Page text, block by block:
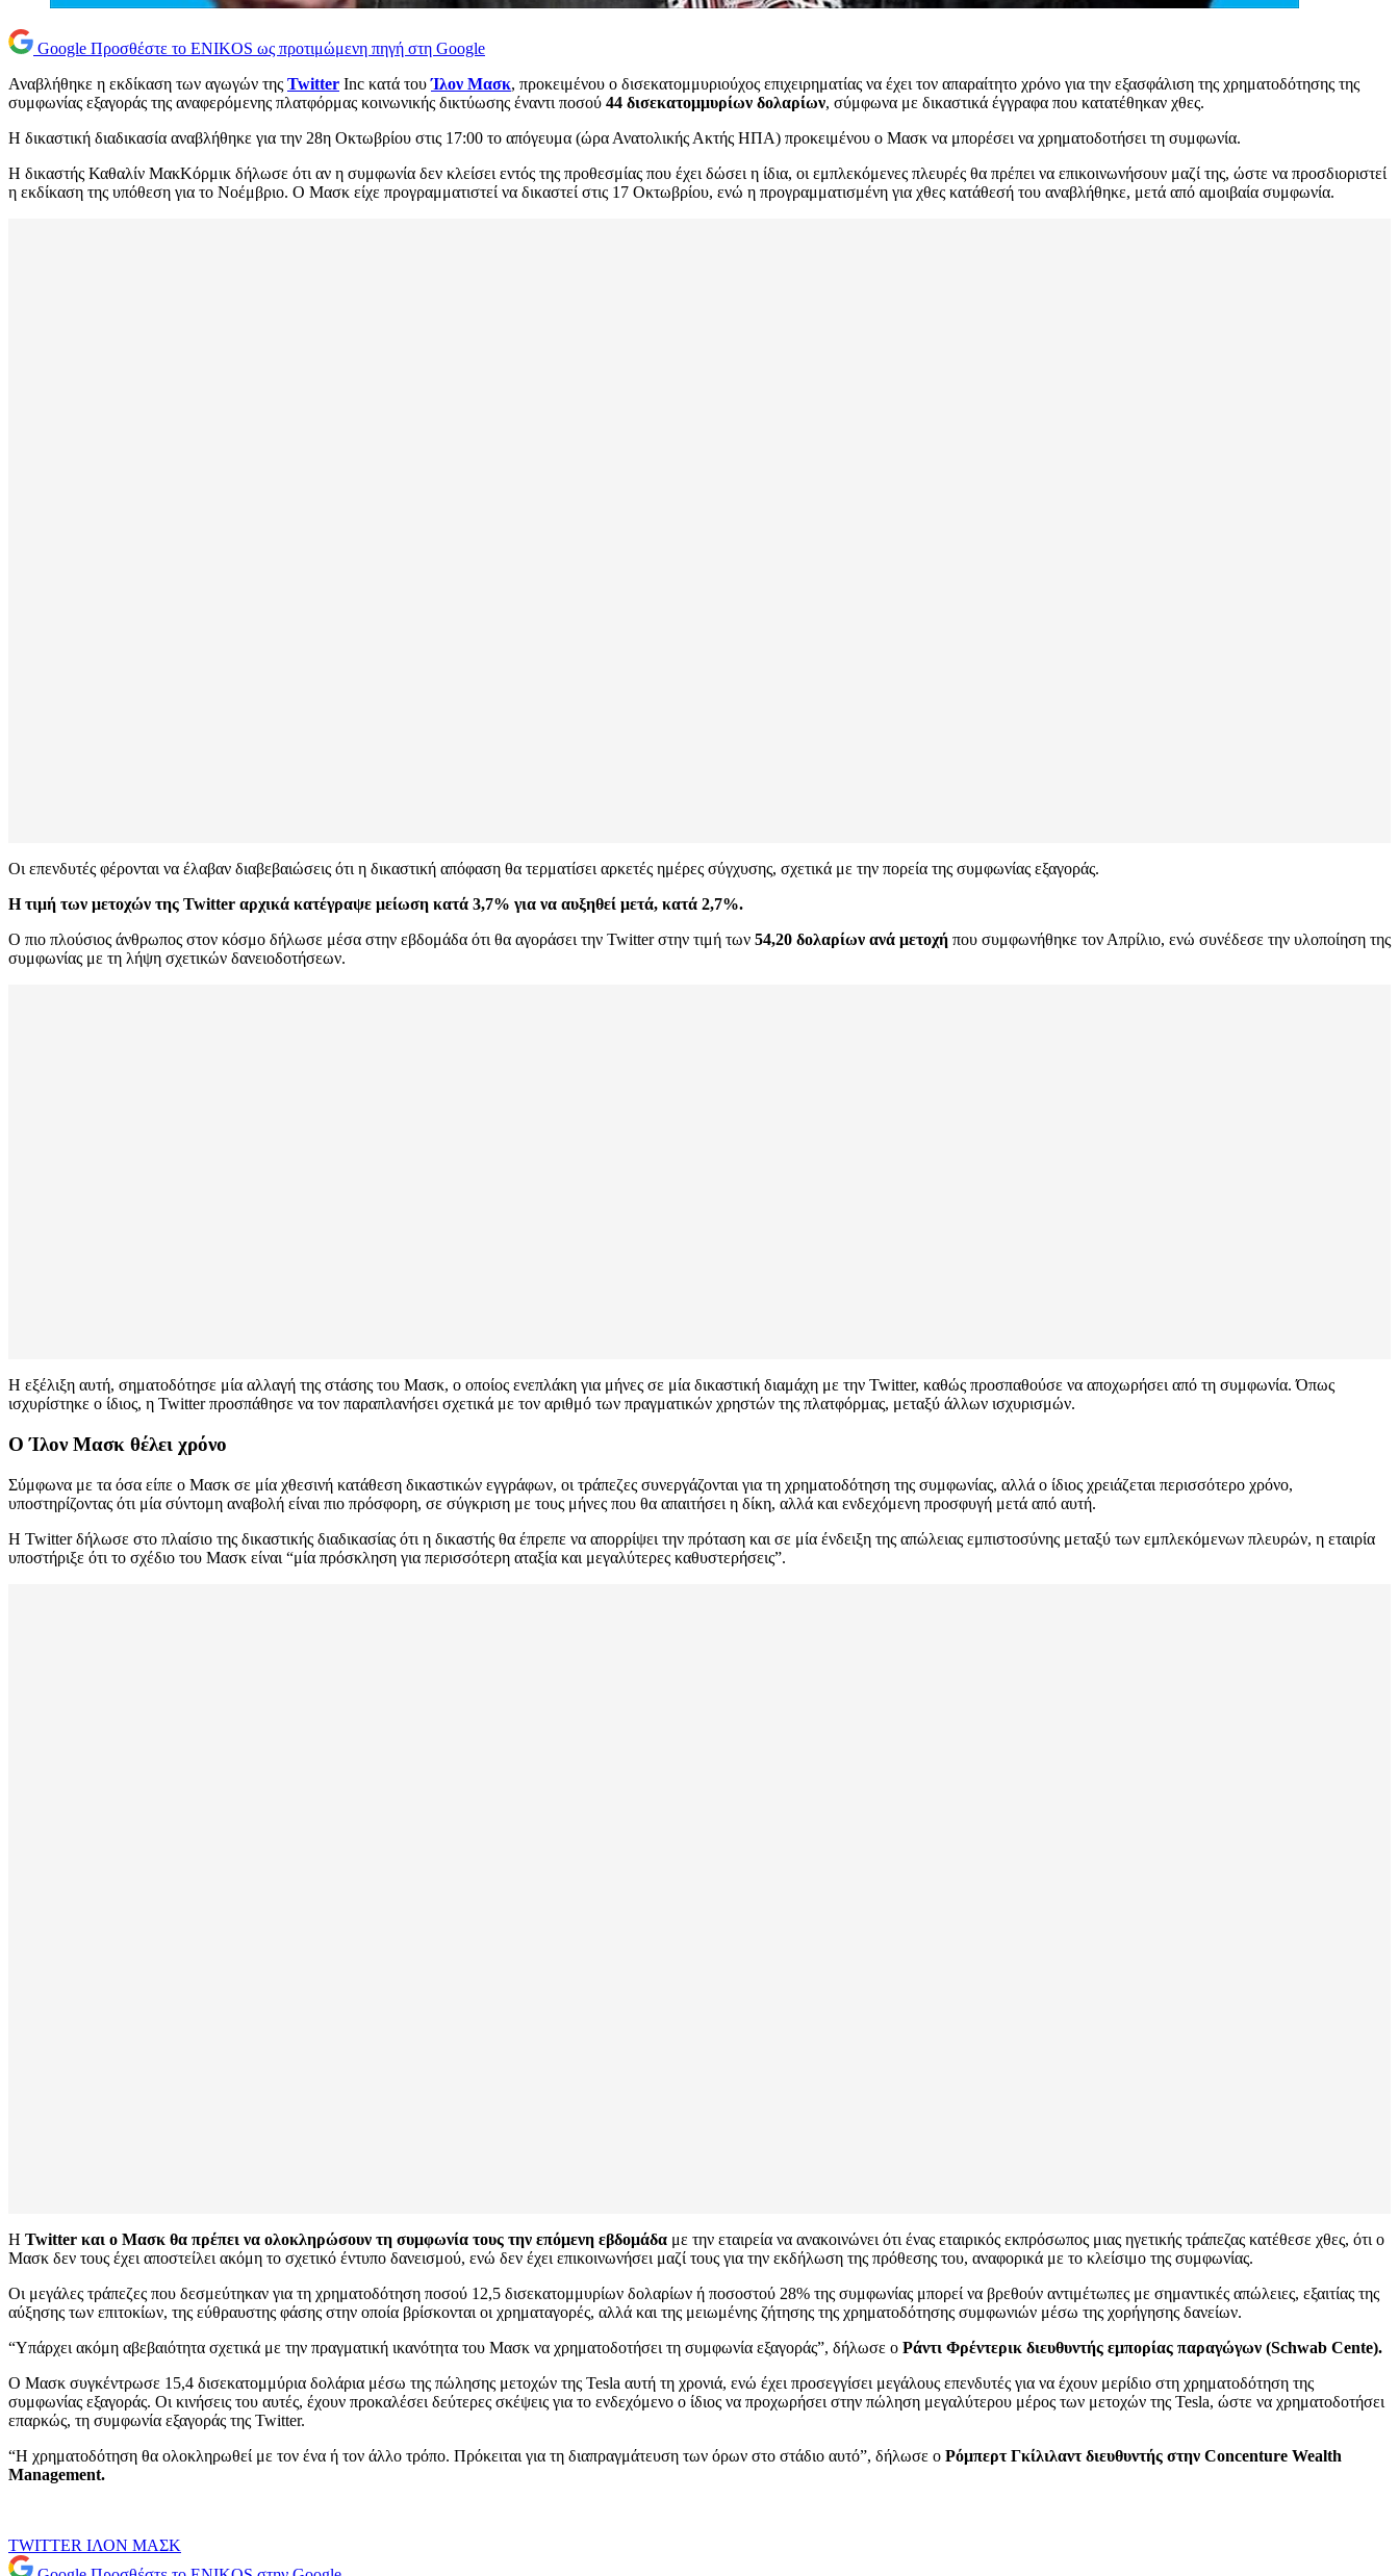
Google Προσθέστε το ENIKOS ως προτιμώμενη πηγή στη Google
Αναβλήθηκε η εκδίκαση των αγωγών της Twitter Inc κατά τουΊλον Μασκ, προκειμένου ο δισεκατομμυριούχος επιχειρηματίας να έχει τον απαραίτητο χρόνο για την εξασφάλιση της χρηματοδότησης της
συμφωνίας εξαγοράς της αναφερόμενης πλατφόρμας κοινωνικής δικτύωσης έναντι ποσού 44 δισεκατομμυρίων δολαρίων, σύμφωνα με δικαστικά έγγραφα που κατατέθηκαν χθες.
Η δικαστική διαδικασία αναβλήθηκε για την 28η Οκτωβρίου στις 17:00 το απόγευμα (ώρα Ανατολικής Ακτής ΗΠΑ) προκειμένου ο Μασκ να μπορέσει να χρηματοδοτήσει τη συμφωνία.
Η δικαστής Καθαλίν ΜακΚόρμικ δήλωσε ότι αν η συμφωνία δεν κλείσει εντός της προθεσμίας που έχει δώσει η ίδια, οι εμπλεκόμενες πλευρές θα πρέπει να επικοινωνήσουν μαζί της, ώστε να προσδιοριστεί
η εκδίκαση της υπόθεση για το Νοέμβριο. Ο Μασκ είχε προγραμματιστεί να δικαστεί στις 17 Οκτωβρίου, ενώ η προγραμματισμένη για χθες κατάθεσή του αναβλήθηκε, μετά από αμοιβαία συμφωνία.
Οι επενδυτές φέρονται να έλαβαν διαβεβαιώσεις ότι η δικαστική απόφαση θα τερματίσει αρκετές ημέρες σύγχυσης, σχετικά με την πορεία της συμφωνίας εξαγοράς.
Η τιμή των μετοχών της Twitter αρχικά κατέγραψε μείωση κατά 3,7% για να αυξηθεί μετά, κατά 2,7%.
Ο πιο πλούσιος άνθρωπος στον κόσμο δήλωσε μέσα στην εβδομάδα ότι θα αγοράσει την Twitter στην τιμή των 54,20 δολαρίων ανά μετοχή που συμφωνήθηκε τον Απρίλιο, ενώ συνέδεσε την υλοποίηση της
συμφωνίας με τη λήψη σχετικών δανειοδοτήσεων.
Η εξέλιξη αυτή, σηματοδότησε μία αλλαγή της στάσης του Μασκ, ο οποίος ενεπλάκη για μήνες σε μία δικαστική διαμάχη με την Twitter, καθώς προσπαθούσε να αποχωρήσει από τη συμφωνία. Όπως
ισχυρίστηκε ο ίδιος, η Twitter προσπάθησε να τον παραπλανήσει σχετικά με τον αριθμό των πραγματικών χρηστών της πλατφόρμας, μεταξύ άλλων ισχυρισμών.
Ο Ίλον Μασκ θέλει χρόνο
Σύμφωνα με τα όσα είπε ο Μασκ σε μία χθεσινή κατάθεση δικαστικών εγγράφων, οι τράπεζες συνεργάζονται για τη χρηματοδότηση της συμφωνίας, αλλά ο ίδιος χρειάζεται περισσότερο χρόνο,
υποστηρίζοντας ότι μία σύντομη αναβολή είναι πιο πρόσφορη, σε σύγκριση με τους μήνες που θα απαιτήσει η δίκη, αλλά και ενδεχόμενη προσφυγή μετά από αυτή.
Η Twitter δήλωσε στο πλαίσιο της δικαστικής διαδικασίας ότι η δικαστής θα έπρεπε να απορρίψει την πρόταση και σε μία ένδειξη της απώλειας εμπιστοσύνης μεταξύ των εμπλεκόμενων πλευρών, η εταιρία
υποστήριξε ότι το σχέδιο του Μασκ είναι “μία πρόσκληση για περισσότερη αταξία και μεγαλύτερες καθυστερήσεις”.
Η Twitter και ο Μασκ θα πρέπει να ολοκληρώσουν τη συμφωνία τους την επόμενη εβδομάδα με την εταιρεία να ανακοινώνει ότι ένας εταιρικός εκπρόσωπος μιας ηγετικής τράπεζας κατέθεσε χθες, ότι ο
Μασκ δεν τους έχει αποστείλει ακόμη το σχετικό έντυπο δανεισμού, ενώ δεν έχει επικοινωνήσει μαζί τους για την εκδήλωση της πρόθεσης του, αναφορικά με το κλείσιμο της συμφωνίας.
Οι μεγάλες τράπεζες που δεσμεύτηκαν για τη χρηματοδότηση ποσού 12,5 δισεκατομμυρίων δολαρίων ή ποσοστού 28% της συμφωνίας μπορεί να βρεθούν αντιμέτωπες με σημαντικές απώλειες, εξαιτίας της
αύξησης των επιτοκίων, της εύθραυστης φάσης στην οποία βρίσκονται οι χρηματαγορές, αλλά και της μειωμένης ζήτησης της χρηματοδότησης συμφωνιών μέσω της χορήγησης δανείων.
“Υπάρχει ακόμη αβεβαιότητα σχετικά με την πραγματική ικανότητα του Μασκ να χρηματοδοτήσει τη συμφωνία εξαγοράς”, δήλωσε ο Ράντι Φρέντερικ διευθυντής εμπορίας παραγώγων (Schwab Cente).
Ο Μασκ συγκέντρωσε 15,4 δισεκατομμύρια δολάρια μέσω της πώλησης μετοχών της Tesla αυτή τη χρονιά, ενώ έχει προσεγγίσει μεγάλους επενδυτές για να έχουν μερίδιο στη χρηματοδότηση της
συμφωνίας εξαγοράς. Οι κινήσεις του αυτές, έχουν προκαλέσει δεύτερες σκέψεις για το ενδεχόμενο ο ίδιος να προχωρήσει στην πώληση μεγαλύτερου μέρος των μετοχών της Tesla, ώστε να χρηματοδοτήσει
επαρκώς, τη συμφωνία εξαγοράς της Twitter.
“Η χρηματοδότηση θα ολοκληρωθεί με τον ένα ή τον άλλο τρόπο. Πρόκειται για τη διαπραγμάτευση των όρων στο στάδιο αυτό”, δήλωσε ο Ρόμπερτ Γκίλιλαντ διευθυντής στην Concenture Wealth
Management.
TWITTER ΙΛΟΝ ΜΑΣΚ